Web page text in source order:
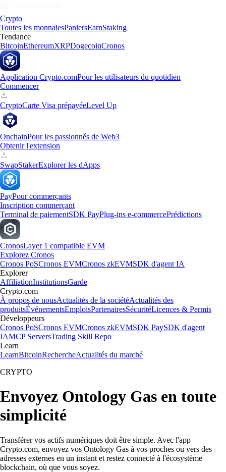
Crypto
Toutes les monnaiesPaniersEarnStaking
Tendance
BitcoinEthereumXRPDogecoinCronos
Application Crypto.comPour les utilisateurs du quotidien
Commencer
CryptoCarte Visa prépayéeLevel Up
OnchainPour les passionnés de Web3
Obtenir l'extension
SwapStakerExplorer les dApps
PayPour commerçants
Inscription commerçant
Terminal de paiementSDK PayPlug-ins e-commercePrédictions
CronosLayer 1 compatible EVM
Explorez Cronos
Cronos PoSCronos EVMCronos zkEVMSDK d'agent IA
Explorer
AffiliationInstitutionsGarde
Crypto.com
À propos de nousActualités de la sociétéActualités des
produitsÉvénementsEmploisPartenairesSécuritéLicences & Permis
Développeurs
Cronos PoSCronos EVMCronos zkEVMSDK PaySDK d'agent
IAMCP ServersTrading Skill Repo
Learn
LearnBitcoinRechercheActualités du marché
CRYPTO
Envoyez Ontology Gas en toute
simplicité
Transférer vos actifs numériques doit être simple. Avec l'app
Crypto.com, envoyez vos Ontology Gas à vos proches ou vers des
adresses externes en un instant et restez connecté à l'écosystème
blockchain, où que vous soyez.